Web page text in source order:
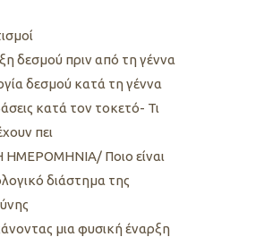
δεσμού πριν από τη γέννα
δεσμού κατά τη γέννα
κατά τον τοκετό- Τι
πει
ΗΜΕΡΟΜΗΝΙΑ/ Ποιο είναι
διάστημα της
μια φυσική έναρξη